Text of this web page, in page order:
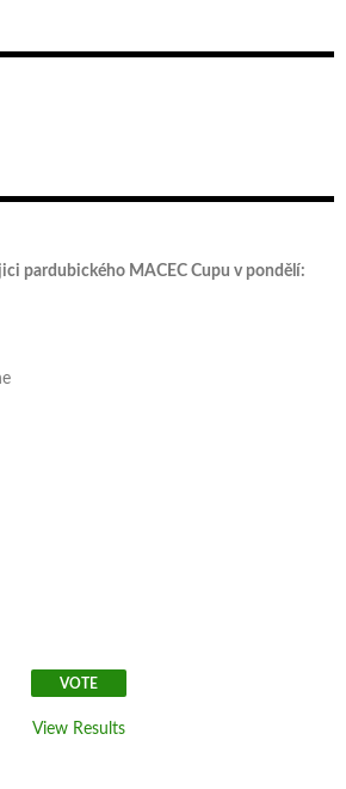
pardubického MACEC Cupu v pondělí:
View Results